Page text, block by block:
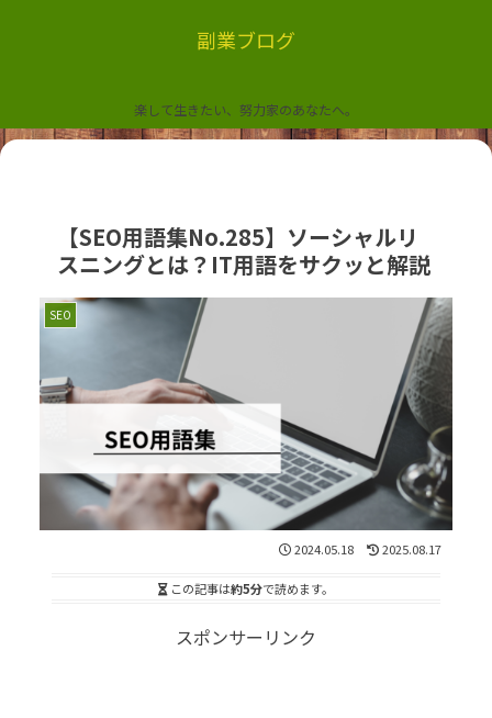
副業ブログ
楽して生きたい、努力家のあなたへ。
【SEO用語集No.285】ソーシャルリ
スニングとは？IT用語をサクッと解説
SEO
2024.05.18 2025.08.17
この記事は約5分で読めます。
スポンサーリンク